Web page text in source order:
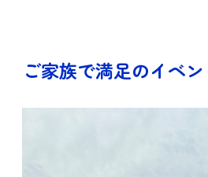
ご家族で満足のイベ